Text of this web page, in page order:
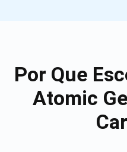
Por Que
Atomic